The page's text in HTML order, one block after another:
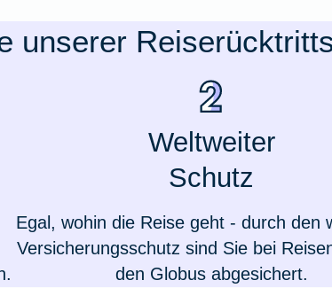
unserer
Weltweiter
Schutz
Egal, wohin die Reise geht - durch den
Versicherungsschutz sind Sie bei
den Globus abgesichert.